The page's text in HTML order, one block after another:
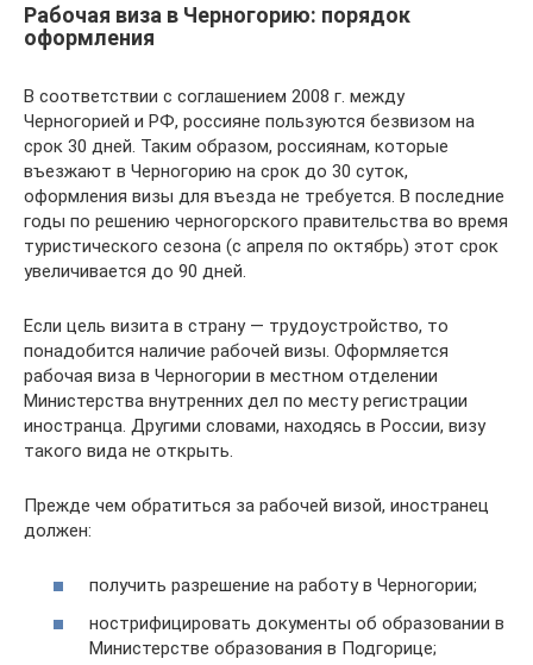
Рабочая виза в Черногорию: порядок
оформления
В соответствии с соглашением 2008 г. между
Черногорией и РФ, россияне пользуются безвизом на
срок 30 дней. Таким образом, россиянам, которые
въезжают в Черногорию на срок до 30 суток,
оформления визы для въезда не требуется. В последние
годы по решению черногорского правительства во время
туристического сезона (с апреля по октябрь) этот срок
увеличивается до 90 дней.
Если цель визита в страну — трудоустройство, то
понадобится наличие рабочей визы. Оформляется
рабочая виза в Черногории в местном отделении
Министерства внутренних дел по месту регистрации
иностранца. Другими словами, находясь в России, визу
такого вида не открыть.
Прежде чем обратиться за рабочей визой, иностранец
должен:
получить разрешение на работу в Черногории;
нострифицировать документы об образовании в
Министерстве образования в Подгорице;